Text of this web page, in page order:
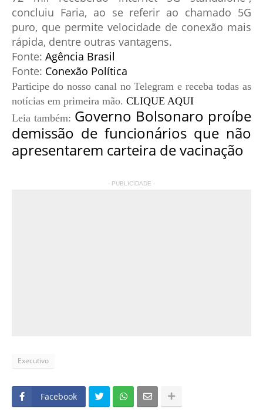
concluiu Faria, ao se referir ao chamado 5G
puro, que permite velocidade de conexão mais
rápida, dentre outras vantagens.
Fonte: Agência Brasil
Fonte: Conexão Política
Participe do nosso canal no Telegram e receba todas as
notícias em primeira mão. CLIQUE AQUI
Leia também: Governo Bolsonaro proíbe
demissão de funcionários que não
apresentarem carteira de vacinação
- PUBLICIDADE -
Executivo
Facebook